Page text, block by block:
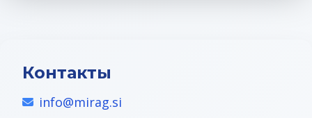
Контакты
info@mirag.si